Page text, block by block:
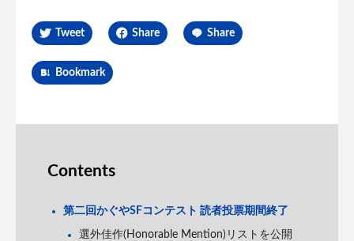
Tweet Share Share
Bookmark
Contents
第二回かぐやSFコンテスト 読者投票期間終了
選外佳作(Honorable Mention)リストを公開